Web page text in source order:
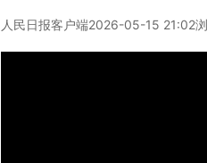
人民日报客户端2026-05-15 21:02